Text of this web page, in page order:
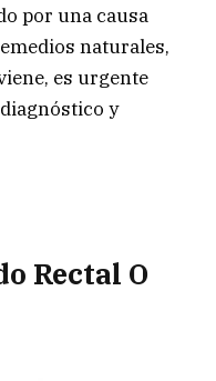
por una causa
naturales,
es urgente
y
Rectal O